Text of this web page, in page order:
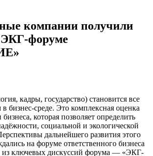
компании получили
форуме
кадры, государство) становится все
бизнес-среде. Это комплексная оценка
которая позволяет определить
социальной и экологической
дальнейшего развития этого
на форуме ответственного бизнеса
из ключевых дискуссий форума — «ЭКГ-